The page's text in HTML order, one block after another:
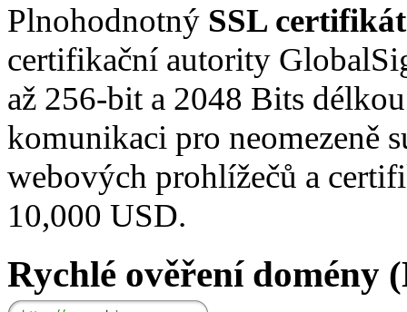
Plnohodnotný SSL
certifikační autority
až 256-bit a 2048 Bits
komunikaci pro neomezeně
webových prohlížečů a
10,000 USD.
Rychlé ověření domény